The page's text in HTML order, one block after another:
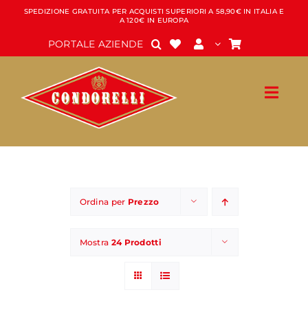
Salta
contenuto
SPEDIZIONE GRATUITA PER ACQUISTI SUPERIORI A 58,90€ IN ITALIA E
A 120€ IN EUROPA
PORTALE AZIENDE
Ordina per Prezzo
Mostra 24 Prodotti